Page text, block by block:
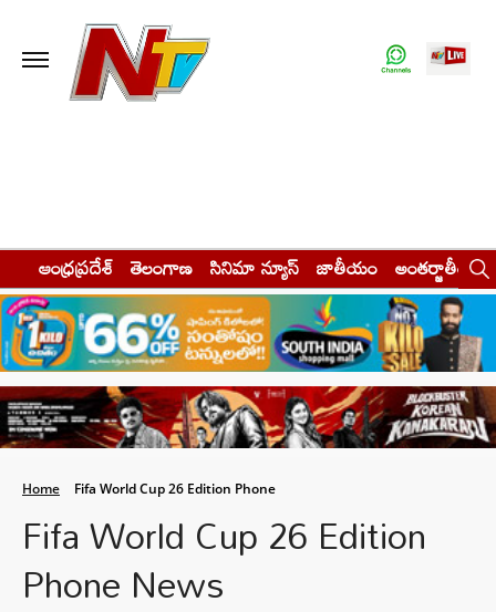
ఆంధ్రప్రదేశ్ తెలంగాణ సినిమా న్యూస్ జాతీయం అంతర్జాతీయం
Home Fifa World Cup 26 Edition Phone
Fifa World Cup 26 Edition
Phone News